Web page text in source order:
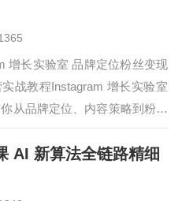
（含克隆数字人）、半无人直
增长实验室 品牌定位粉丝变现
战教程Instagram 增长实验室
从品牌定位、内容策略到粉丝
可稳定变现的优质账号，课程
义、内容创作、发布排期、客
核心模块，配有高清视频、图
操工具与规划模板，中英双语
AI 新算法全链路精细